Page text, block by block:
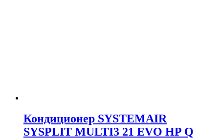
Кондиционер SYSTEMAIR
SYSPLIT MULTI3 21 EVO HP Q